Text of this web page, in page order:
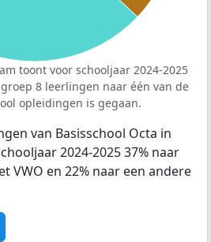
toont voor schooljaar 2024-2025
8 leerlingen naar één van de
opleidingen is gegaan.
van Basisschool Octa in
2024-2025 37% naar
VWO en 22% naar een andere